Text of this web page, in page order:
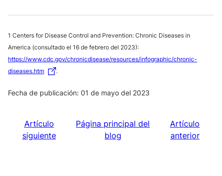
1 Centers for Disease Control and Prevention: Chronic Diseases in
America (consultado el 16 de febrero del 2023):
https://www.cdc.gov/chronicdisease/resources/infographic/chronic-
diseases.htm
.
Fecha de publicación: 01 de mayo del 2023
Artículo
siguiente
Página principal del
blog
Artículo
anterior